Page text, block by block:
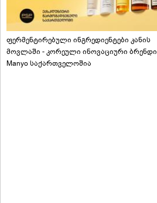
ფერმენტირებული ინგრედიენტები კანის
მოვლაში - კორეული ინოვაციური ბრენდი
Manyo საქართველოშია